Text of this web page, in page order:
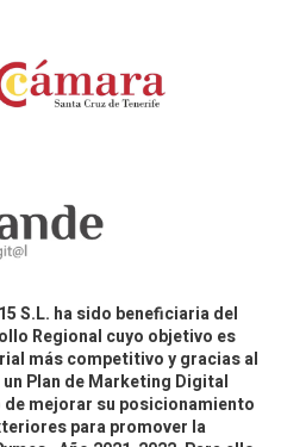
S.L. ha sido beneficiaria del
Regional cuyo objetivo es
más competitivo y gracias al
Plan de Marketing Digital
mejorar su posicionamiento
para promover la